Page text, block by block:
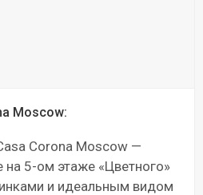
Moscow:
Corona Moscow —
на 5-ом этаже «Цветного»
и идеальным видом